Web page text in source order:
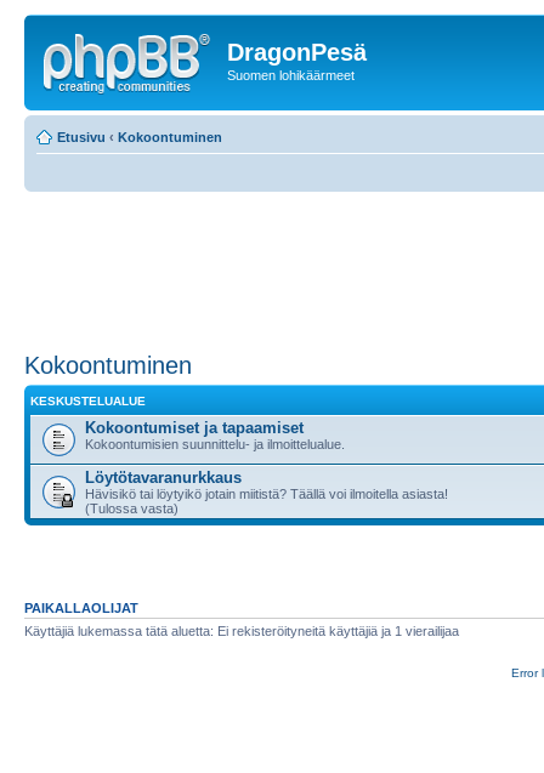
DragonPesä
Suomen lohikäärmeet
Etusivu ‹ Kokoontuminen
Kokoontuminen
KESKUSTELUALUE
Kokoontumiset ja tapaamiset
Kokoontumisien suunnittelu- ja ilmoittelualue.
Löytötavaranurkkaus
Hävisikö tai löytyikö jotain miitistä? Täällä voi ilmoitella asiasta!
(Tulossa vasta)
PAIKALLAOLIJAT
Käyttäjiä lukemassa tätä aluetta: Ei rekisteröityneitä käyttäjiä ja 1 vierailijaa
Error